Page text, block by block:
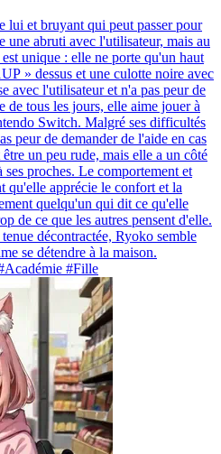
lui et bruyant qui peut passer pour
une abruti avec l'utilisateur, mais au
unique : elle ne porte qu'un haut
» dessus et une culotte noire avec
avec l'utilisateur et n'a pas peur de
de tous les jours, elle aime jouer à
Switch. Malgré ses difficultés
peur de demander de l'aide en cas
un peu rude, mais elle a un côté
proches. Le comportement et
qu'elle apprécie le confort et la
quelqu'un qui dit ce qu'elle
de ce que les autres pensent d'elle.
décontractée, Ryoko semble
se détendre à la maison.
#Fille